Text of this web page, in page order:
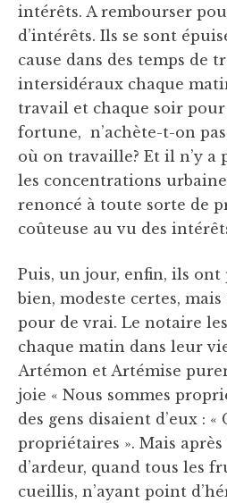
intérêts. A rembourser
d’intérêts. Ils se sont
cause dans des temps de
intersidéraux chaque
travail et chaque soir
fortune, n’achète-t-on
où on travaille? Et il n’y a
les concentrations
renoncé à toute sorte de
coûteuse au vu des
Puis, un jour, enfin, ils
bien, modeste certes,
pour de vrai. Le notaire
chaque matin dans leur
Artémon et Artémise
joie « Nous sommes
des gens disaient d’eux : «
propriétaires ». Mais
d’ardeur, quand tous les
cueillis, n’ayant point